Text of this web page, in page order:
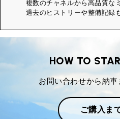
複数のチャネルから高品質な
過去のヒストリーや整備記録
HOW TO
お問い合わせから納
ご購入ま